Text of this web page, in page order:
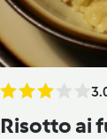
Risotto ai